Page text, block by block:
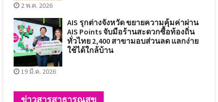
2 พ.ค. 2026
AIS รุกต่างจังหวัด ขยายความคุ้มค่าผ่าน
AIS Points จับมือร้านสะดวกซื้อท้องถิ่น
ทั่วไทย 2,400 สาขามอบส่วนลด แลกง่าย
ใช้ได้ใกล้บ้าน
19 มี.ค. 2026
ข่าวสารสาธารณสุข